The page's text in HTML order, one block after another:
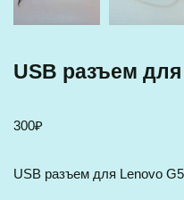
USB разъем
300₽
USB разъем для Lenovo